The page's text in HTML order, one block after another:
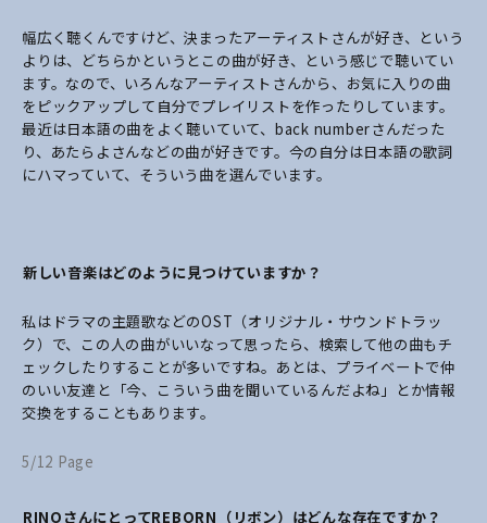
幅広く聴くんですけど、決まったアーティストさんが好き、という
よりは、どちらかというとこの曲が好き、という感じで聴いてい
ます。なので、いろんなアーティストさんから、お気に入りの曲
をピックアップして自分でプレイリストを作ったりしています。
最近は日本語の曲をよく聴いていて、back numberさんだった
り、あたらよさんなどの曲が好きです。今の自分は日本語の歌詞
にハマっていて、そういう曲を選んでいます。
――新しい音楽はどのように見つけていますか？
私はドラマの主題歌などのOST（オリジナル・サウンドトラッ
ク）で、この人の曲がいいなって思ったら、検索して他の曲もチ
ェックしたりすることが多いですね。あとは、プライベートで仲
のいい友達と「今、こういう曲を聞いているんだよね」とか情報
交換をすることもあります。
5/12 Page
――RINOさんにとってREBORN（リボン）はどんな存在ですか？